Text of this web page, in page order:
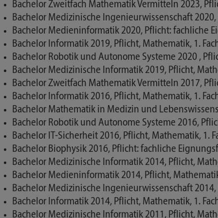
Bachelor Zweitfach Mathematik Vermitteln 2023,
Bachelor Medizinische Ingenieurwissenschaft
Bachelor Medieninformatik 2020, Pflicht: fachliche
Bachelor Informatik 2019, Pflicht, Mathematik, 1.
Bachelor Robotik und Autonome Systeme 2020 ,
Bachelor Medizinische Informatik 2019, Pflicht,
Bachelor Zweitfach Mathematik Vermitteln 2017,
Bachelor Informatik 2016, Pflicht, Mathematik, 1.
Bachelor Mathematik in Medizin und
Bachelor Robotik und Autonome Systeme 2016,
Bachelor IT-Sicherheit 2016, Pflicht, Mathematik, 1.
Bachelor Biophysik 2016, Pflicht: fachliche
Bachelor Medizinische Informatik 2014, Pflicht,
Bachelor Medieninformatik 2014, Pflicht,
Bachelor Medizinische Ingenieurwissenschaft
Bachelor Informatik 2014, Pflicht, Mathematik, 1.
Bachelor Medizinische Informatik 2011, Pflicht,